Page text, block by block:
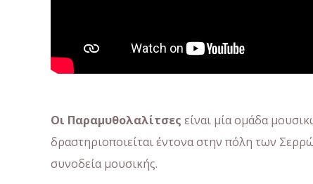
Οι Παραμυθολαλίτσες είναι μία ομάδα
δραστηριοποιείται έντονα στην πόλη των
συνοδεία μουσικής.